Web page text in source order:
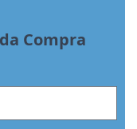
Compra